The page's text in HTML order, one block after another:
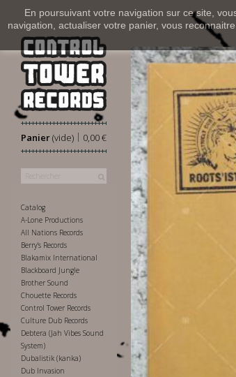
En poursuivant votre navigation sur ce site,
navigation, actualiser votre panier, vous
Panier 0,00 €
|
(vide)
Catalog
A-Lone Productions
All Nations Records
Berry's Records
Blakamix International
Blackboard Jungle
Brother Sound
Chouette Records
Control Tower Records
Culture Dub Records
Debtera (Jah Vibes Sound
System)
Dubalistik (kanka)
Dub Invasion